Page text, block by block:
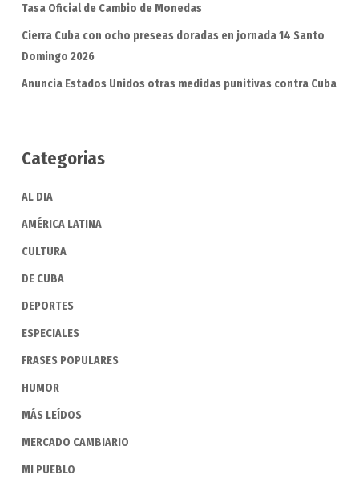
Tasa Oficial de Cambio de Monedas
Cierra Cuba con ocho preseas doradas en jornada 14 Santo
Domingo 2026
Anuncia Estados Unidos otras medidas punitivas contra Cuba
Categorias
AL DIA
AMÉRICA LATINA
CULTURA
DE CUBA
DEPORTES
ESPECIALES
FRASES POPULARES
HUMOR
MÁS LEÍDOS
MERCADO CAMBIARIO
MI PUEBLO